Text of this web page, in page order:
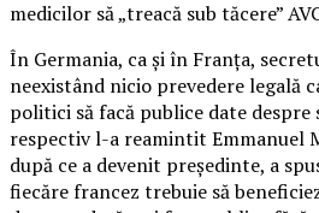
medicilor să „treacă sub tăcere”
În Germania, ca şi în Franţa,
neexistând nicio prevedere legală
politici să facă publice date
respectiv l-a reamintit Emmanuel
după ce a devenit preşedinte, a
fiecăre francez trebuie să